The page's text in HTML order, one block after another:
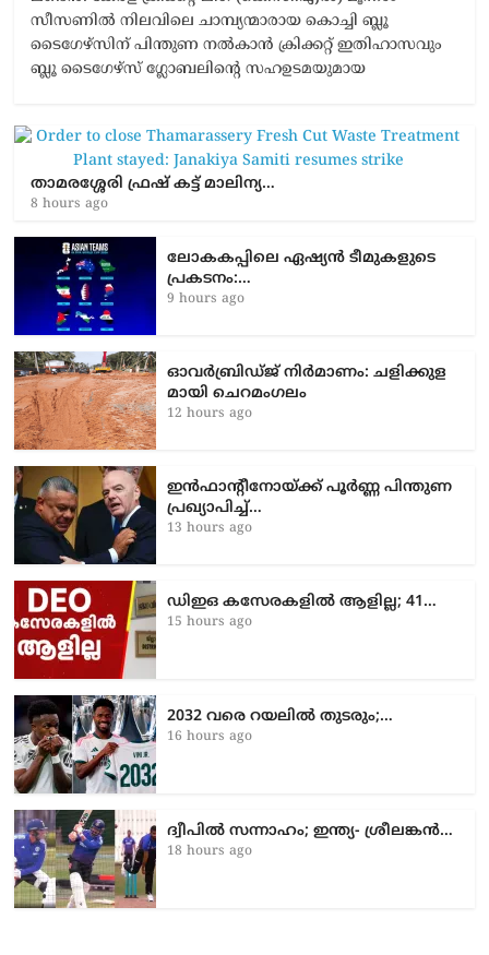
സീസണിൽ നിലവിലെ ചാമ്പ്യന്മാരായ കൊച്ചി ബ്ലൂ
ടൈഗേഴ്സിന് പിന്തുണ നൽകാൻ ക്രിക്കറ്റ് ഇതിഹാസവും
ബ്ലൂ ടൈഗേഴ്സ് ഗ്ലോബലിന്റെ സഹഉടമയുമായ
താമരശ്ശേരി ഫ്രഷ് കട്ട് മാലിന്യ…
8 hours ago
ലോകകപ്പിലെ ഏഷ്യന്‍ ടീമുകളുടെ
പ്രകടനം:…
9 hours ago
ഓവർബ്രിഡ്ജ് നിർമാണം: ച​ളി​ക്കു​ള​
മാ​യി ചെ​റ​മം​ഗ​ലം
12 hours ago
ഇൻഫാന്റീനോയ്ക്ക് പൂർണ്ണ പിന്തുണ
പ്രഖ്യാപിച്ച്…
13 hours ago
ഡിഇഒ കസേരകളില്‍ ആളില്ല; 41…
15 hours ago
2032 വരെ റയലിൽ തുടരും;…
16 hours ago
ദ്വീപിൽ സന്നാഹം; ഇന്ത്യ- ശ്രീലങ്കൻ…
18 hours ago